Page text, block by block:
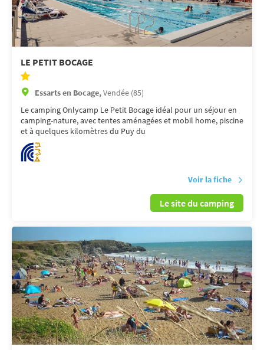
LE PETIT BOCAGE
Essarts en Bocage,Vendée (85)
Le camping Onlycamp Le Petit Bocage idéal pour un séjour en
camping-nature, avec tentes aménagées et mobil home, piscine
et à quelques kilomètres du Puy du
Voir la fiche
Le site du camping